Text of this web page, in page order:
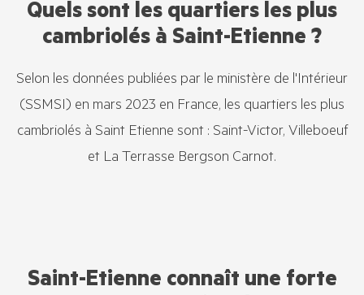
Quels sont les quartiers les plus
cambriolés à Saint-Etienne ?
Selon les données publiées par le ministère de l'Intérieur
(SSMSI) en mars 2023 en France, les quartiers les plus
cambriolés à Saint Etienne sont : Saint-Victor, Villeboeuf
et La Terrasse Bergson Carnot.
Saint-Etienne connaît une forte